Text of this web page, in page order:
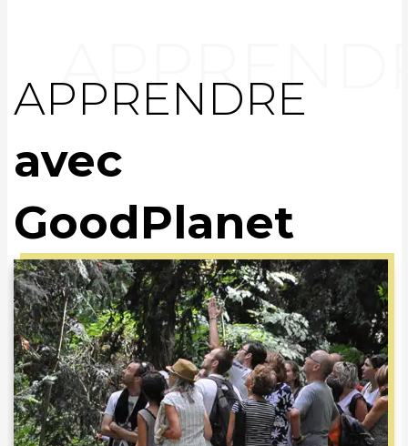
APPRENDRE
avec
GoodPlanet